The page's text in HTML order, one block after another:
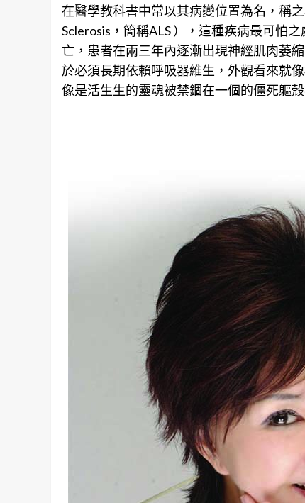
在醫學教科書中常以其病變位置為名，稱
Sclerosis，簡稱ALS ），這種疾病最可怕
亡，患者在兩三年內逐漸出現神經肌肉萎
於必須長期依賴呼吸器維生，外觀看來就
像是活生生的靈魂被禁錮在一個的僵死軀